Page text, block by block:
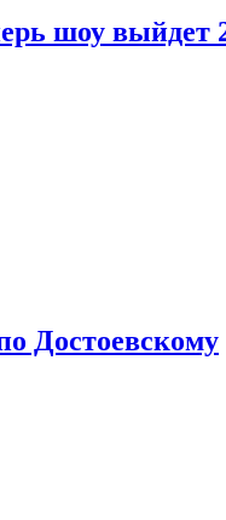
шоу выйдет
Достоевскому